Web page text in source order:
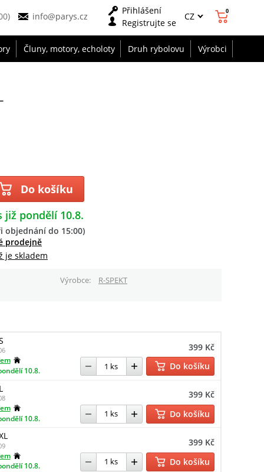
info@parys.cz
Přihlášení
Registrujte se
CZ 0
Čluny, motory, echoloty Druh rybolovu Výrobci
Do košíku
již pondělí 10.8.
objednání do 15:00)
prodejně
je skladem
Výrobce
R-SPEKT
399 Kč
10.8.
Do košíku
399 Kč
10.8.
Do košíku
399 Kč
10.8.
Do košíku